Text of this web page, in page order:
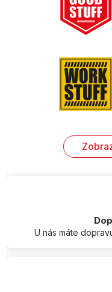
U nás máte